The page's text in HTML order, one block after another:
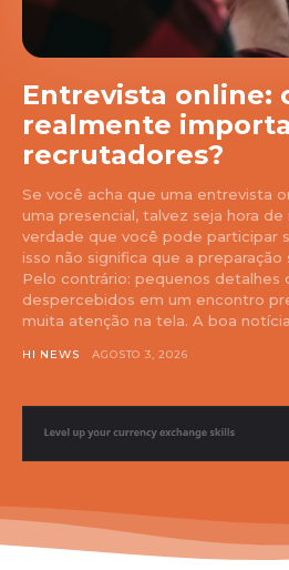
Entrevista online:
realmente
recrutadores?
Se você acha que uma entrevista
uma presencial, talvez seja hora de
verdade que você pode participar
isso não significa que a
Pelo contrário: pequenos detalhes
despercebidos em um encontro
muita atenção na tela. A boa
HI NEWS AGOSTO 3, 2026